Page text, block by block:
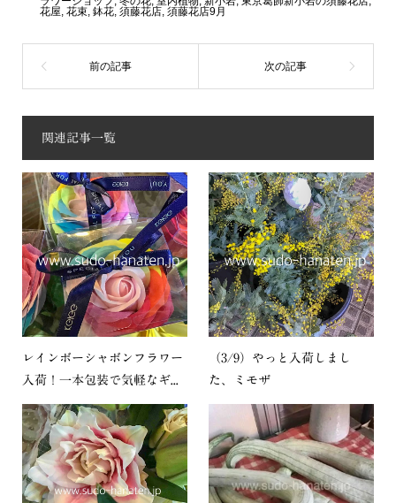
花屋, 花束, 鉢花, 須藤花店, 須藤花店9月
関連記事一覧
レインボーシャボンフラワー
入荷！一本包装で気軽なギ...
（3/9）やっと入荷しまし
た、ミモザ